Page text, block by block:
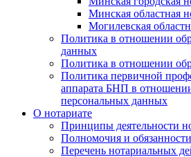
Минская областная
Могилевская
Политика в отношении
данных
Политика в отношении
Политика первичной
аппарата БНП в
персональных данных
О нотариате
Принципы деятельности
Полномочия и
Перечень нотариальных